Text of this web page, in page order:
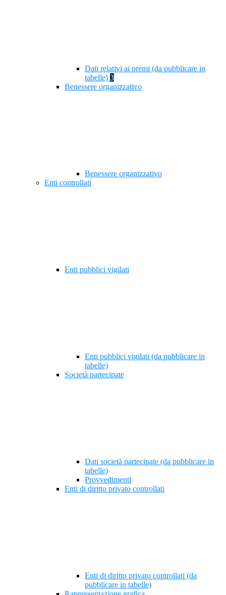
Dati relativi ai premi (da pubblicare in
tabelle) 3
Benessere organizzativo
Benessere organizzativo
Enti controllati
Enti pubblici vigilati
Enti pubblici vigilati (da pubblicare in
tabelle)
Società partecipate
Dati società partecipate (da pubblicare in
tabelle)
Provvedimenti
Enti di diritto privato controllati
Enti di diritto privato controllati (da
pubblicare in tabelle)